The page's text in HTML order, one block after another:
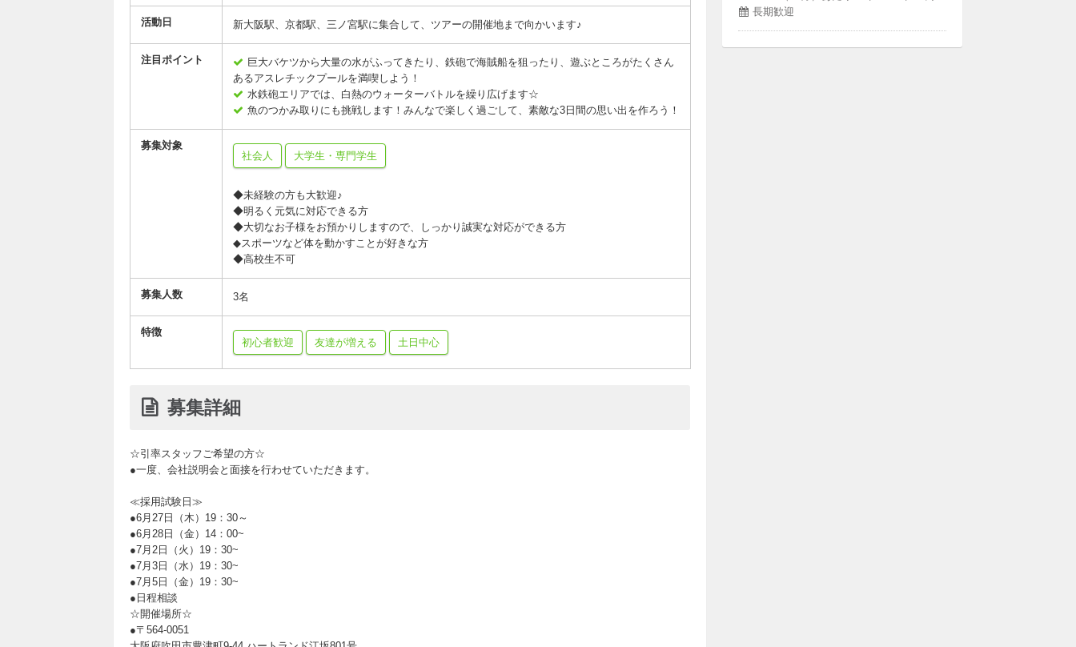
活動日 新大阪駅、京都駅、三ノ宮駅に集合して、ツアーの開催地まで向かいます♪
注目ポイント
巨大バケツから大量の水がふってきたり、鉄砲で海賊船を狙ったり、遊ぶところがたくさん
あるアスレチックプールを満喫しよう！
水鉄砲エリアでは、白熱のウォーターバトルを繰り広げます☆
魚のつかみ取りにも挑戦します！みんなで楽しく過ごして、素敵な3日間の思い出を作ろう！
募集対象
社会人
大学生・専門学生
◆未経験の方も大歓迎♪
◆明るく元気に対応できる方
◆大切なお子様をお預かりしますので、しっかり誠実な対応ができる方
◆スポーツなど体を動かすことが好きな方
◆高校生不可
募集人数 3名
特徴
初心者歓迎
友達が増える 土日中心
募集詳細
☆引率スタッフご希望の方☆
●一度、会社説明会と面接を行わせていただきます。
≪採用試験日≫
●6月27日（木）19：30～
●6月28日（金）14：00~
●7月2日（火）19：30~
●7月3日（水）19：30~
●7月5日（金）19：30~
●日程相談
☆開催場所☆
●〒564-0051
長期歓迎